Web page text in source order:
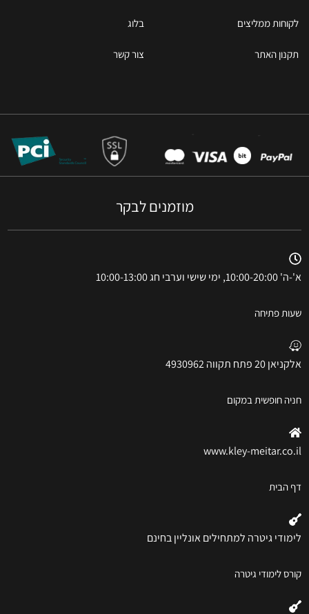
לקוחות ממליצים בלוג
תקנון האתר צור קשר
מוזמנים לבקר
א'-ה' 10:00-20:00, ימי שישי וערבי חג 10:00-13:00
שעות פתיחה
אלקניאן 20 פתח תקווה 4930962
חניה חופשית במקום
www.kley-meitar.co.il
דף הבית
לימודי גיטרה למתחילים אונליין בחינם
קורס לימודי גיטרה